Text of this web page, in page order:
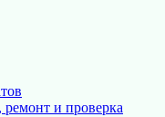
и проверка